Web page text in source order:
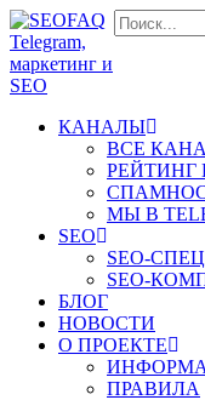
КАНАЛЫ
ВСЕ
РЕЙТИНГ
МЫ В
SEO
SEO-
SEO-
БЛОГ
НОВОСТИ
О ПРОЕКТЕ
ПРАВИЛА